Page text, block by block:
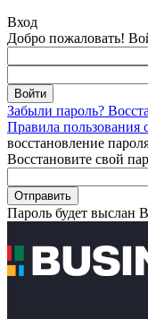
Вход
Добро пожаловать!
Забыли пароль?
Правила пользования
восстановление
Восстановите свой
Пароль будет выслан